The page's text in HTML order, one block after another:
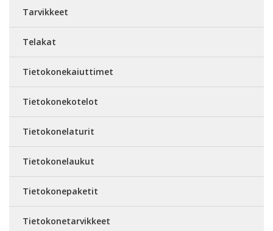
Tarvikkeet
Telakat
Tietokonekaiuttimet
Tietokonekotelot
Tietokonelaturit
Tietokonelaukut
Tietokonepaketit
Tietokonetarvikkeet